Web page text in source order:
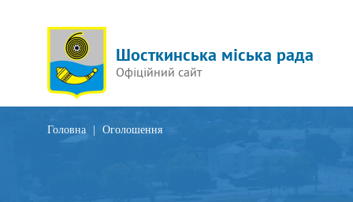
Шосткинська міська рада
Офіційний сайт
Головна Оголошення